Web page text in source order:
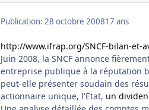
Publication: 28 octobre 200817 ans
http://www.ifrap.org/SNCF-bilan-et-
Juin 2008, la SNCF annonce
entreprise publique à la réputation
peut-elle présenter soudain des
actionnaire unique, l'Etat, un